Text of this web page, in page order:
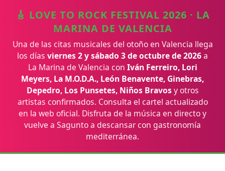
🎸 LOVE TO ROCK FESTIVAL 2026 · LA
MARINA DE VALENCIA
Una de las citas musicales del otoño en Valencia llega
los días viernes 2 y sábado 3 de octubre de 2026a
La Marina de Valencia con Iván Ferreiro, Lori
Meyers, La M.O.D.A., León Benavente, Ginebras,
Depedro, Los Punsetes, Niños Bravosy otros
artistas confirmados. Consulta el cartel actualizado
en la web oficial. Disfruta de la música en directo y
vuelve a Sagunto a descansar con gastronomía
mediterránea.